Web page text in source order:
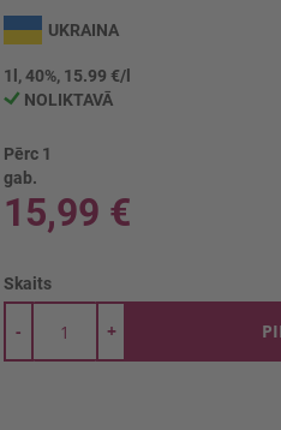
UKRAINA
1l, 40%, 15.99 €/l
NOLIKTAVĀ
Pērc 1
gab.
15,99 €
Skaits
+
-